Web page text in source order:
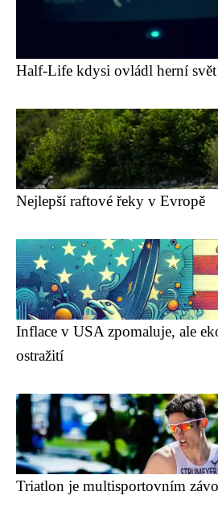
Half-Life kdysi ovládl herní svět
Nejlepší raftové řeky v Evropě
Inflace v USA zpomaluje, ale
ostražití
Triatlon je multisportovním